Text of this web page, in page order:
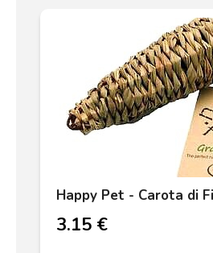
Happy Pet - Carota di
3.15 €